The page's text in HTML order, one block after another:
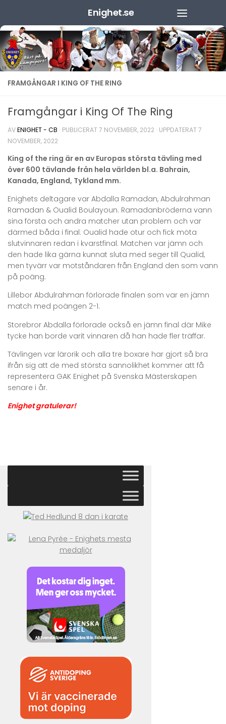
Enighet.se
FRAMGÅNGAR I KING OF THE RING
Framgångar i King Of The Ring
AVENIGHET - CB · PUBLICERAT7 NOVEMBER, 2022 · UPPDATERAT7
NOVEMBER, 2022
King of the ring är en av Europas största tävling med
över 600 tävlande från hela världen bl.a. Bahrain,
Kanada, England, Tykland mm.
Enighets deltagare var Abdalla Ramadan, Abdulrahman
Ramadan & Oualid Boulayoun. Ramadanbröderna vann
sina första och andra matcher utan problem och var
därmed båda i final. Oualid hade otur och fick möta
slutvinnaren redan i kvarstfinal. Matchen var jämn och
den hade lika gärna kunnat sluta med seger till Qualid,
men tyvärr var motståndaren från England den som vann
på poäng.
Lillebor Abdulrahman förlorade finalen som var en jämn
match med poängen 2-1.
Storebror Abdalla förlorade också en jämn final där Mike
tycke han borde varit vinnaren då han hade fler träffar.
Tävlingen var lärorik och alla tre boxare har gjort så bra
ifrån sig att de med största sannolikhet kommer att få
representera GAK Enighet på Svenska Mästerskapen
senare i år.
Enighet gratulerar!